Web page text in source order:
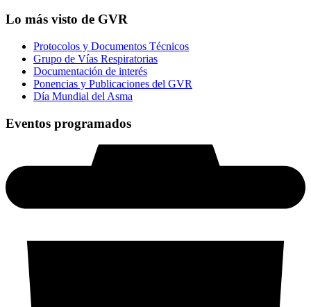
Lo más visto de GVR
Protocolos y Documentos Técnicos
Grupo de Vías Respiratorias
Documentación de interés
Ponencias y Publicaciones del GVR
Día Mundial del Asma
Eventos programados